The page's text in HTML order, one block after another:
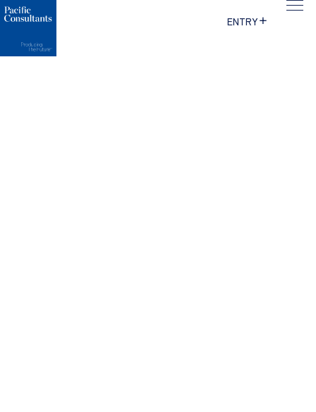
本文へ移動
サイトメニューへ移動
ENTRY